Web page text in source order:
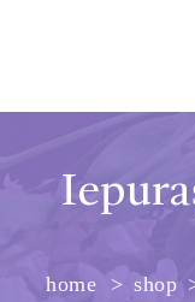
home shop